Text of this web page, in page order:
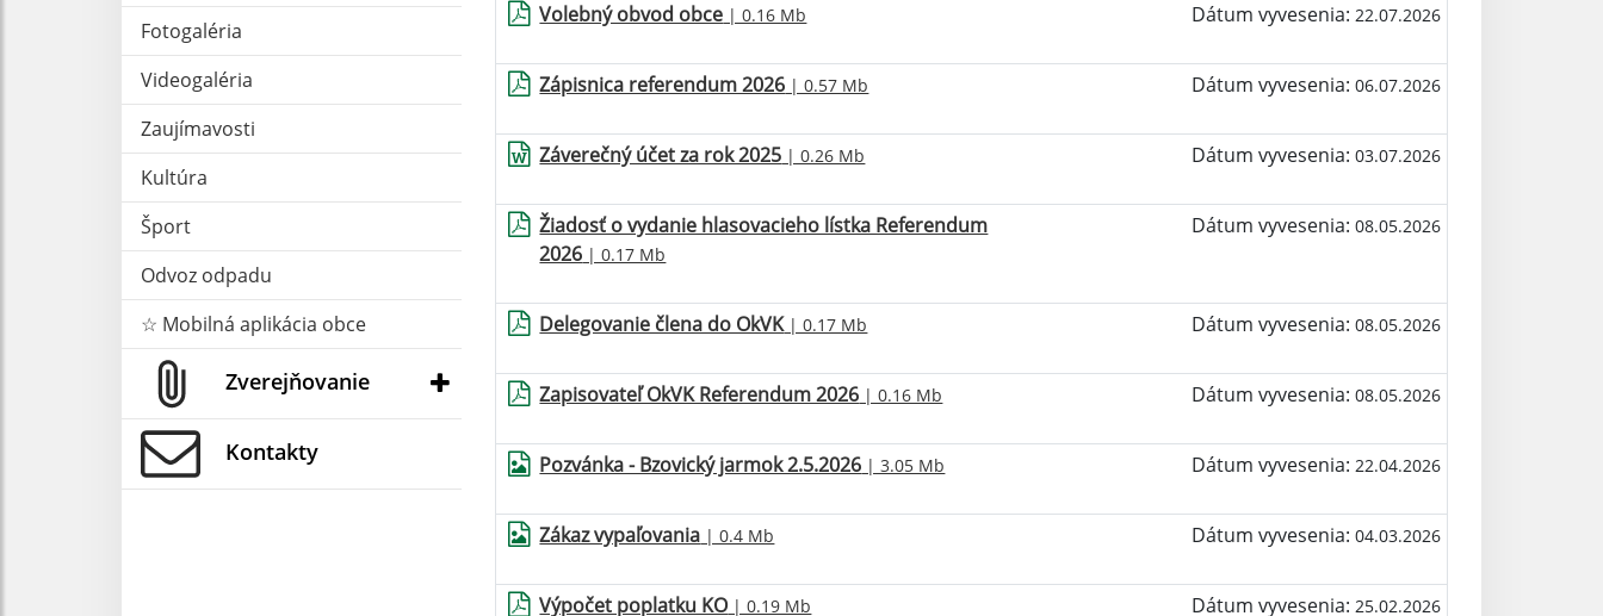
Fotogaléria
Videogaléria
Zaujímavosti
Kultúra
Šport
Odvoz odpadu
☆ Mobilná aplikácia obce
Zverejňovanie
Kontakty
Volebný obvod obce | 0.16 Mb Dátum vyvesenia: 22.07.2026
Zápisnica referendum 2026 | 0.57 Mb Dátum vyvesenia: 06.07.2026
Záverečný účet za rok 2025 | 0.26 Mb Dátum vyvesenia: 03.07.2026
Žiadosť o vydanie hlasovacieho lístka Referendum
2026 | 0.17 Mb
Dátum vyvesenia: 08.05.2026
Delegovanie člena do OkVK| 0.17 Mb Dátum vyvesenia: 08.05.2026
Zapisovateľ OkVK Referendum 2026 | 0.16 Mb Dátum vyvesenia: 08.05.2026
Pozvánka - Bzovický jarmok 2.5.2026 | 3.05 Mb Dátum vyvesenia: 22.04.2026
Zákaz vypaľovania | 0.4 Mb Dátum vyvesenia: 04.03.2026
Výpočet poplatku KO| 0.19 Mb Dátum vyvesenia: 25.02.2026